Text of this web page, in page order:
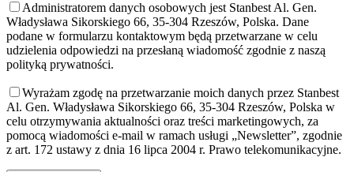
Administratorem danych osobowych jest Stanbest Al. Gen.
Władysława Sikorskiego 66, 35-304 Rzeszów, Polska. Dane
podane w formularzu kontaktowym będą przetwarzane w celu
udzielenia odpowiedzi na przesłaną wiadomość zgodnie z naszą
polityką prywatności.
Wyrażam zgodę na przetwarzanie moich danych przez Stanbest
Al. Gen. Władysława Sikorskiego 66, 35-304 Rzeszów, Polska w
celu otrzymywania aktualności oraz treści marketingowych, za
pomocą wiadomości e-mail w ramach usługi „Newsletter”, zgodnie
z art. 172 ustawy z dnia 16 lipca 2004 r. Prawo telekomunikacyjne.